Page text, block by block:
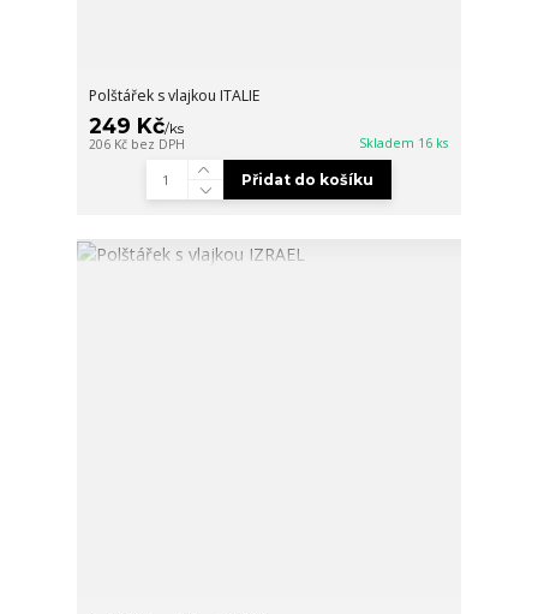
Polštářek s vlajkou ITALIE
249 Kč/ks
206 Kč bez DPH Skladem 16 ks
Přidat do košíku